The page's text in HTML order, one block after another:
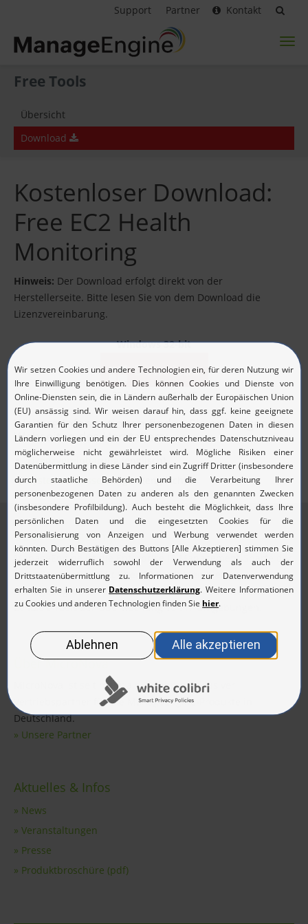
Support Partner Kontakt
Free Tools
Übersicht
Download
Kostenloser Download:
Free EC2 Health
Monitoring
Hinweis: Der Download erfolgt direkt von der
Herstellerseite. Bitte lesen Sie von dem Download die
Lizenzvereinbarung.
Windows 32-bit
Download
32-bit / .exe / 11MB
Weitere Informationen finden Sie auf folgenden
Webseiten des Herstellers:
Lizenzvereinbarung (englisch)
Systemvoraussetzungen(englisch)
Über ManageEngine
ManageEngine ist die Enterprise IT-Management-Sparte der
Zoho Corporation. Mit über 60 Produkten bietet
ManageEngine ein umfangreiches Portfolio an hochwertigen
Echtzeit-Tools zur Überwachung von IT-Umgebungen.
Über MicroNova
MicroNova ist seit mehr als 20 Jahren exklusiver
Vertriebspartner für die ManageEngine-Produkte in
Deutschland.
» Unsere Partner
Aktuelles & Infos
» News
» Veranstaltungen
» Presse
» Produktbroschüre (pdf)